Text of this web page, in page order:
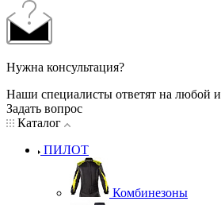
Нужна консультация?
Наши специалисты ответят на любой
Задать вопрос
Каталог
ПИЛОТ
Комбинезоны